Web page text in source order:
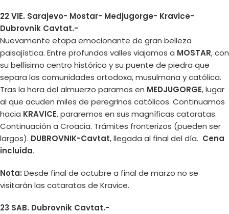
22 VIE. Sarajevo- Mostar- Medjugorge- Kravice-
Dubrovnik Cavtat.-
Nuevamente etapa emocionante de gran belleza
paisajística. Entre profundos valles viajamos a MOSTAR, con
su bellísimo centro histórico y su puente de piedra que
separa las comunidades ortodoxa, musulmana y católica.
Tras la hora del almuerzo paramos en MEDJUGORGE, lugar
al que acuden miles de peregrinos católicos. Continuamos
hacia KRAVICE, pararemos en sus magníficas cataratas.
Continuación a Croacia. Trámites fronterizos (pueden ser
largos). DUBROVNIK-Cavtat, llegada al final del día. Cena
incluida.
Nota: Desde final de octubre a final de marzo no se
visitarán las cataratas de Kravice.
23 SAB. Dubrovnik Cavtat.-